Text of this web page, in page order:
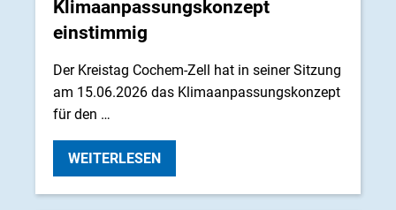
Klimaanpassungskonzept
einstimmig
Der Kreistag Cochem-Zell hat in seiner Sitzung
am 15.06.2026 das Klimaanpassungskonzept
für den …
WEITERLESEN